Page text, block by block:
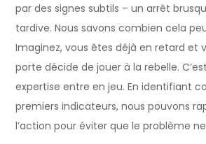
par des signes subtils – un arrêt
tardive. Nous savons combien cela
Imaginez, vous êtes déjà en retard et
porte décide de jouer à la rebelle.
expertise entre en jeu. En identifiant
premiers indicateurs, nous pouvons
l’action pour éviter que le problème ne